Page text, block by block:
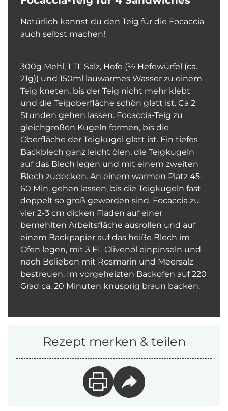
Natürlich kannst du den Teig für die Focaccia
auch selbst machen!
300g Mehl, 1 TL Salz, Hefe (½ Hefewürfel (ca.
21g)) und 150ml lauwarmes Wasser zu einem
Teig kneten, bis der Teig nicht mehr klebt
und die Teigoberfläche schön glatt ist. Ca 2
Stunden gehen lassen. Focaccia-Teig zu
gleichgroßen Kugeln formen, bis die
Oberfläche der Teigkugel glatt ist. Ein tiefes
Backblech ganz leicht ölen, die Teigkugeln
auf das Blech legen und mit einem zweiten
Blech zudecken. An einem warmen Platz 45-
60 Min. gehen lassen, bis die Teigkugeln fast
doppelt so groß geworden sind. Focaccia zu
vier 2-3 cm dicken Fladen auf einer
bemehlten Arbeitsfläche ausrollen und auf
einem Backpapier auf das heiße Blech im
Ofen legen, mit 3 EL Olivenöl einpinseln und
nach Belieben mit Rosmarin und Meersalz
bestreuen. Im vorgeheizten Backofen auf 220
Grad ca. 20 Minuten knusprig braun backen.
Rezept merken & teilen